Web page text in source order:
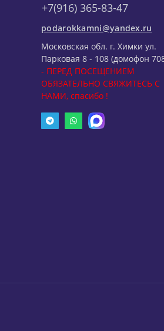
+7(916) 365-83-47
podarokkamni@yandex.ru
Московская обл. г. Химки ул.
Парковая 8 - 108 (домофон
- ПЕРЕД ПОСЕЩЕНИЕМ
ОБЯЗАТЕЛЬНО СВЯЖИТЕСЬ С
НАМИ, спасибо !